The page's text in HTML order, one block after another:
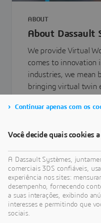
ABOUT
About Dassault
We provide Virtual
comes to innovation
industries, we mean
bringing virtual twin
Learn more
Continuar apenas com os
Você decide quais cookies
A Dassault Systèmes,
comerciais 3DS confiáveis,
experiência nos sites:
desempenho, fornecendo
a suas interações, exibindo
interesses e permitindo que
sociais.